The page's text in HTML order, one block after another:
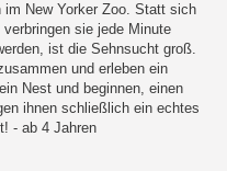
im New Yorker Zoo. Statt sich
sie jede Minute
ist die Sehnsucht groß.
und erleben ein
Nest und beginnen, einen
ihnen schließlich ein echtes
- ab 4 Jahren